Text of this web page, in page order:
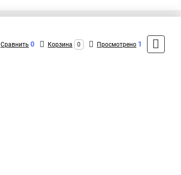
+7 (495) 432-09-09
MAX: +7 (936) 148-00-15
Сравнить 0 Корзина 0 Просмотрено 1